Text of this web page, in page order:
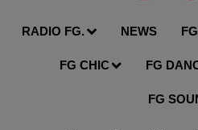
RADIO FG. NEWS
FG CHIC FG
FG